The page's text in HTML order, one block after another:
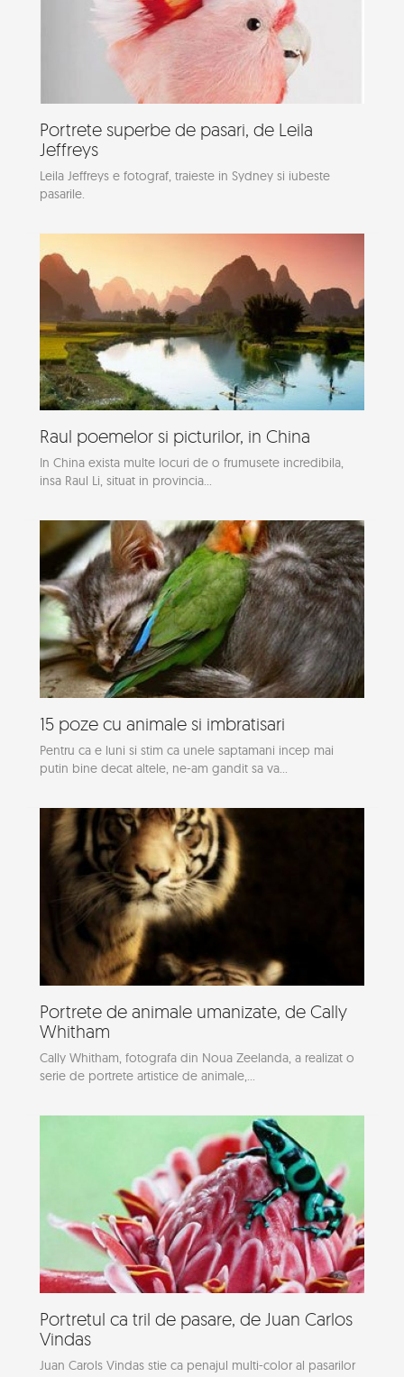
Portrete superbe de pasari, de Leila
Jeffreys
Leila Jeffreys e fotograf, traieste in Sydney si iubeste
pasarile.
Raul poemelor si picturilor, in China
In China exista multe locuri de o frumusete incredibila,
insa Raul Li, situat in provincia...
15 poze cu animale si imbratisari
Pentru ca e luni si stim ca unele saptamani incep mai
putin bine decat altele, ne-am gandit sa va...
Portrete de animale umanizate, de Cally
Whitham
Cally Whitham, fotografa din Noua Zeelanda, a realizat o
serie de portrete artistice de animale,...
Portretul ca tril de pasare, de Juan Carlos
Vindas
Juan Carols Vindas stie ca penajul multi-color al pasarilor